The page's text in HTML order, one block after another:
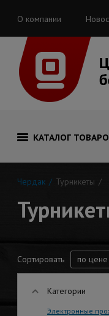
О компании
КАТАЛОГ
Чердак Турникеты
Сортировать по цене
Категории
Электронные